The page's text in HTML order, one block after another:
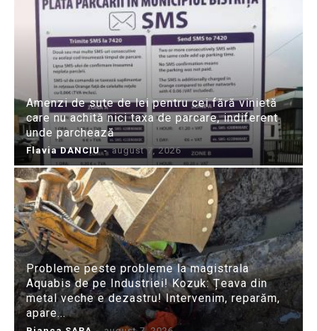
Amenzi de sute de lei pentru cei fără vinietă
care nu achită nici taxa de parcare, indiferent
unde parchează
Flavia DANCIU - august 7, 2026
Probleme peste probleme la magistrala
Aquabis de pe Industriei! Kozuk: Țeava din
metal veche e dezastru! Intervenim, reparăm,
apare...